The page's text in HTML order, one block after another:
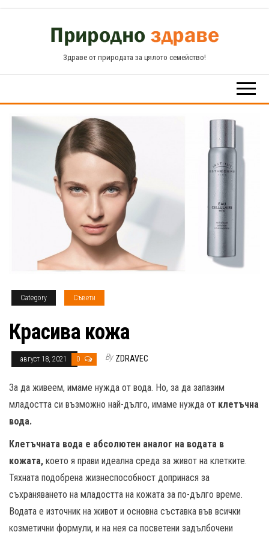
Здраве от природата за цялото семейство!
Category Съвети
Красива кожа
август 18, 2021 0 By ZDRAVEC
За да живеем, имаме нужда от вода. Но, за да запазим
младостта си възможно най-дълго, имаме нужда от клетъчна
вода.
Клетъчната вода е абсолютен аналог на водата в
кожата, което я прави идеална среда за живот на клетките.
Тяхната подобрена жизнеспособност допринася за
съхраняването на младостта на кожата за по-дълго време.
Водата е източник на живот и основна съставка във всички
козметични формули, и на нея са посветени задълбочени